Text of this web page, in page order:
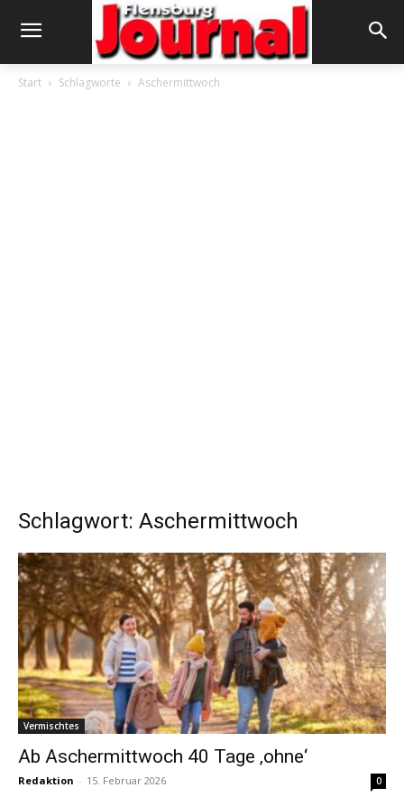
Start Schlagworte Aschermittwoch
Schlagwort: Aschermittwoch
Vermischtes
Ab Aschermittwoch 40 Tage ‚ohne‘
Redaktion - 15. Februar 2026 0